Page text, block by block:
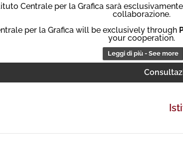
Centrale per la Grafica sarà
collaborazione.
per la Grafica will be exclusively through
your cooperation.
Leggi di più - See more